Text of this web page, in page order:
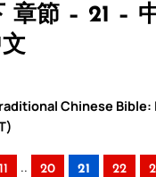
章節 – 21 –
Chinese Bible:
11 .. 20 21 22